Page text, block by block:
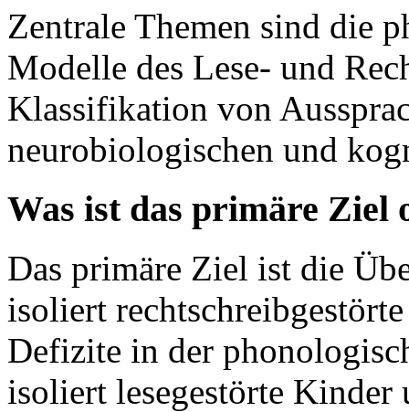
Zentrale Themen sind die
Modelle des Lese- und
Klassifikation von
neurobiologischen und
Was ist das primäre Ziel
Das primäre Ziel ist die
isoliert
Defizite in der
isoliert lesegestörte